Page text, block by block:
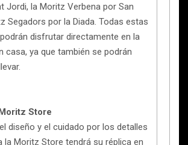
Jordi, la Moritz Verbena por San
Segadors por la Diada. Todas estas
disfrutar directamente en la
casa, ya que también se podrán
Store
diseño y el cuidado por los detalles
la Moritz Store tendrá su réplica en